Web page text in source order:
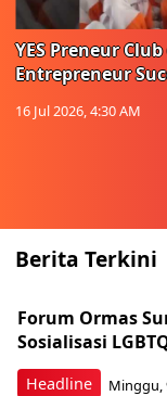
YES Preneur
Entrepreneur
16 Jul 2026, 4:30 AM
Berita Terkini
Headline
Forum Ormas
Sosialisasi
Minggu,